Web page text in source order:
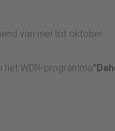
van mei tot oktober.
het WDR-programma